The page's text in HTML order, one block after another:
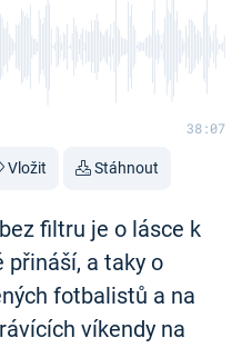
38:07
Vložit Stáhnout
filtru je o lásce k
přináší, a taky o
fotbalistů a na
víkendy na